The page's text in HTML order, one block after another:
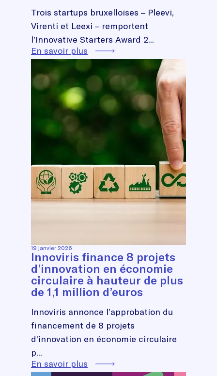
Trois startups bruxelloises – Pleevi,
Virenti et Leexi – remportent
l’Innovative Starters Award 2...
En savoir plus
19 janvier 2026
Innoviris finance 8 projets
d’innovation en économie
circulaire à hauteur de plus
de 1,1 million d’euros
Innoviris annonce l’approbation du
financement de 8 projets
d’innovation en économie circulaire
p...
En savoir plus